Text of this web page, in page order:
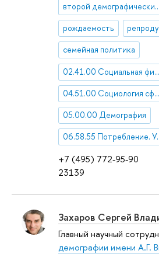
+7 (495) 772-95-90
23139
второй демографический переход
рождаемость
семейная политика
02.41.00 Социальная философия
04.51.00 Социология сфер социальной жизни, социальных явлений и институтов
05.00.00 Демография
06.58.55 Потребление.
Захаров Сергей
Главный научный
демографии имени А.Г.